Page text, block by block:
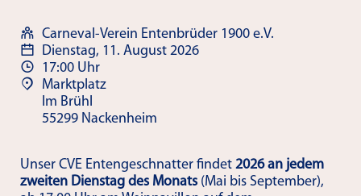
Carneval-Verein Entenbrüder 1900 e.V.
Dienstag, 11. August 2026
17:00 Uhr
Marktplatz
Im Brühl
55299 Nackenheim
Unser CVE Entengeschnatter findet 2026 an jedem
zweiten Dienstag des Monats (Mai bis September),